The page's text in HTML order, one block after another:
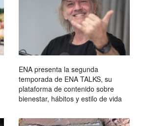
ENA presenta la segunda
temporada de ENA TALKS, su
plataforma de contenido sobre
bienestar, hábitos y estilo de vida